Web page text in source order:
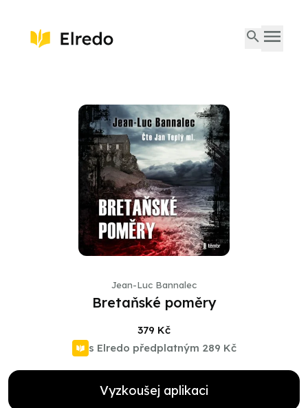
Jean-Luc Bannalec
Bretaňské poměry
379 Kč
s Elredo předplatným 289 Kč
Vyzkoušej aplikaci